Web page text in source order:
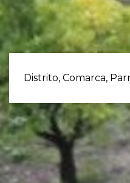
Distrito, Comarca,